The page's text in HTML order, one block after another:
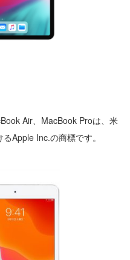
Air、MacBook Proは、米
Apple Inc.の商標です。